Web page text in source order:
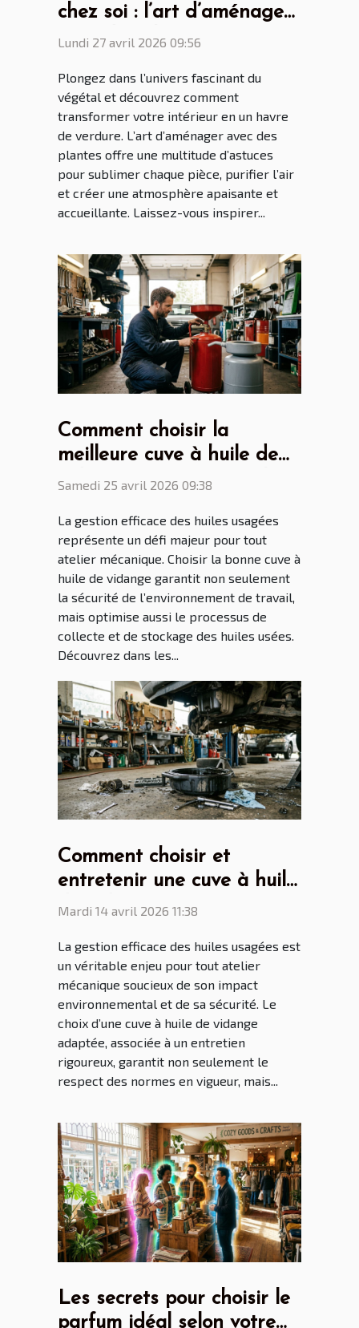
chez soi : l’art d’aménager
avec des plantes
Lundi 27 avril 2026 09:56
Plongez dans l’univers fascinant du
végétal et découvrez comment
transformer votre intérieur en un havre
de verdure. L’art d’aménager avec des
plantes offre une multitude d’astuces
pour sublimer chaque pièce, purifier l’air
et créer une atmosphère apaisante et
accueillante. Laissez-vous inspirer...
Comment choisir la
meilleure cuve à huile de
vidange pour votre atelier
Samedi 25 avril 2026 09:38
La gestion efficace des huiles usagées
représente un défi majeur pour tout
atelier mécanique. Choisir la bonne cuve à
huile de vidange garantit non seulement
la sécurité de l’environnement de travail,
mais optimise aussi le processus de
collecte et de stockage des huiles usées.
Découvrez dans les...
Comment choisir et
entretenir une cuve à huile
de vidange pour son
Mardi 14 avril 2026 11:38
La gestion efficace des huiles usagées est
un véritable enjeu pour tout atelier
mécanique soucieux de son impact
environnemental et de sa sécurité. Le
choix d’une cuve à huile de vidange
adaptée, associée à un entretien
rigoureux, garantit non seulement le
respect des normes en vigueur, mais...
Les secrets pour choisir le
parfum idéal selon votre